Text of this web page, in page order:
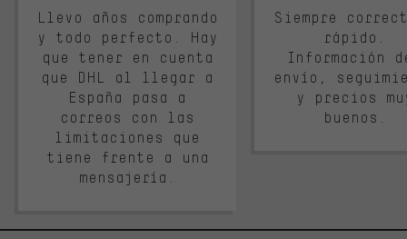
Llevo años comprando
y todo perfecto. Hay
que tener en cuenta
que DHL al llegar a
España pasa a
correos con las
limitaciones que
tiene frente a una
mensajería.
Siempre
rápido.
Información
envío,
y precios
buenos.